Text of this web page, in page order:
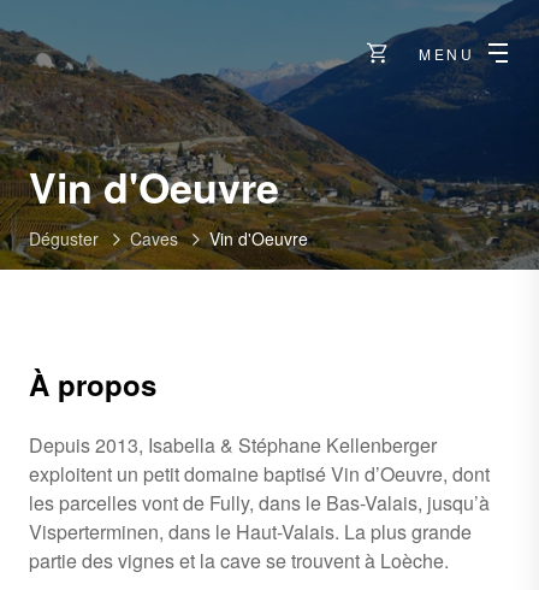
MENU
Vin d'Oeuvre-
Loèche-
Souste
Déguster Caves Vin d'Oeuvre
À propos
Depuis 2013, Isabella & Stéphane Kellenberger
exploitent un petit domaine baptisé Vin d’Oeuvre, dont
les parcelles vont de Fully, dans le Bas-Valais, jusqu’à
Visperterminen, dans le Haut-Valais. La plus grande
partie des vignes et la cave se trouvent à Loèche.